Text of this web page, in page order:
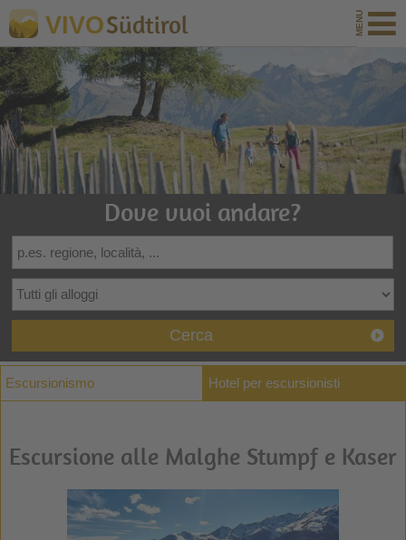
VIVOSüdtirol
Dove vuoi andare?
Cerca
Escursionismo Hotel per escursionisti
Escursione alle Malghe Stumpf e Kaser